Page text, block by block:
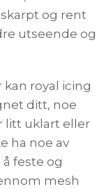
og rent
utseende og
royal icing
ditt, noe
litt uklart eller
ha noe av
feste og
mesh